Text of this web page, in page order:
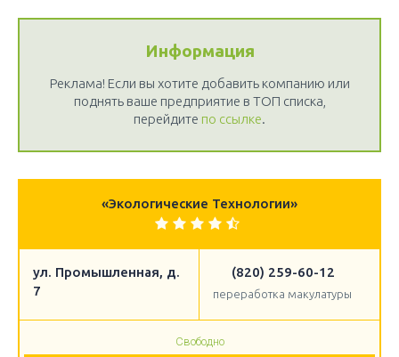
Информация
Реклама! Если вы хотите добавить компанию или
поднять ваше предприятие в ТОП списка,
перейдите по ссылке.
«Экологические Технологии»
ул. Промышленная, д.
7
(820) 259-60-12
переработка макулатуры
Свободно